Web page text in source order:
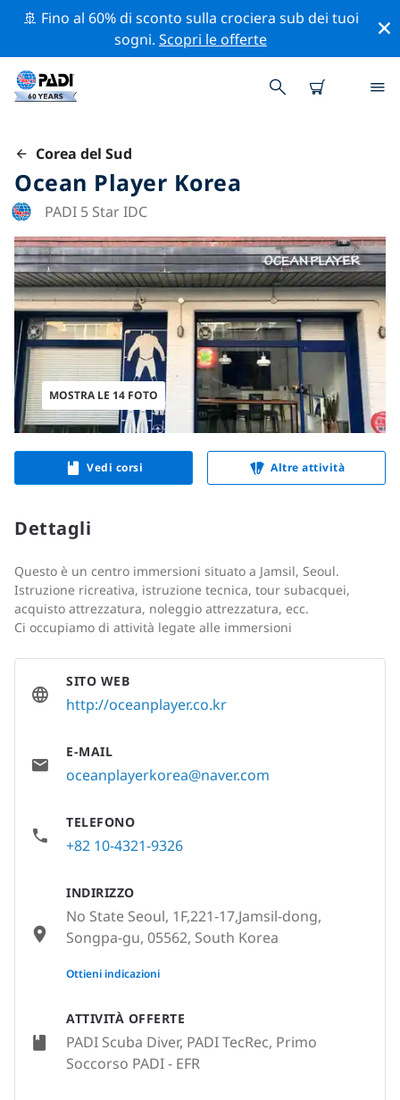
🚢 Fino al 60% di sconto sulla crociera sub dei tuoi
sogni.Scopri le offerte
Corea del Sud
Ocean Player Korea
PADI 5 Star IDC
MOSTRA LE 14 FOTO
Vedi corsi Altre attività
Dettagli
Questo è un centro immersioni situato a Jamsil, Seoul.
Istruzione ricreativa, istruzione tecnica, tour subacquei,
acquisto attrezzatura, noleggio attrezzatura, ecc.
Ci occupiamo di attività legate alle immersioni
ATTIVITÀ OFFERTE
PADI Scuba Diver, PADI TecRec, Primo
Soccorso PADI - EFR
SITO WEB
http://oceanplayer.co.kr
E-MAIL
oceanplayerkorea@naver.com
TELEFONO
+82 10-4321-9326
INDIRIZZO
No State Seoul, 1F,221-17,Jamsil-dong,
Songpa-gu, 05562, South Korea
None
Ottieni indicazioni